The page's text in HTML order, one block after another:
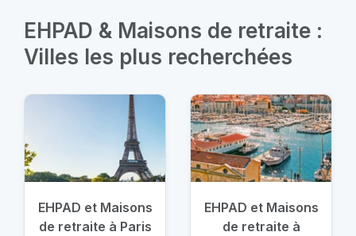
EHPAD & Maisons de retraite :
Villes les plus recherchées
EHPAD et Maisons
de retraite à Paris
EHPAD et Maisons
de retraite à